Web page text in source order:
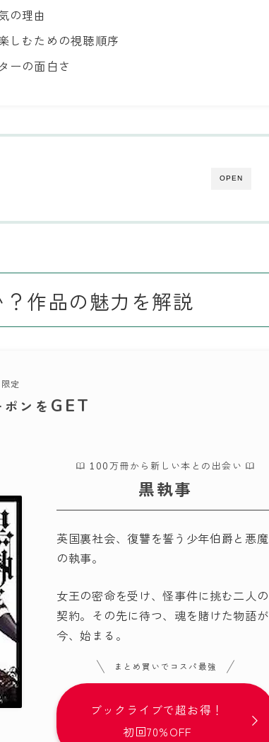
の理由
しむための視聴順序
ーの面白さ
OPEN
作品の魅力を解説
定
ンを GET
100万冊から新しい本との出会い
黒執事
英国裏社会、復讐を誓う少年伯爵と悪魔
の執事。
女王の密命を受け、怪事件に挑む二人の
契約。その先に待つ、魂を賭けた物語が
今、始まる。
まとめ買いでコスパ最強
ブックライブで超お得！
初回70%OFF